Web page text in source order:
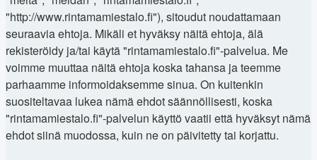
"http://www.rintamamiestalo.fi"), sitoudut noudattamaan
seuraavia ehtoja. Mikäli et hyväksy näitä ehtoja, älä
rekisteröidy ja/tai käytä "rintamamiestalo.fi"-palvelua. Me
voimme muuttaa näitä ehtoja koska tahansa ja teemme
parhaamme informoidaksemme sinua. On kuitenkin
suositeltavaa lukea nämä ehdot säännöllisesti, koska
"rintamamiestalo.fi"-palvelun käyttö vaatii että hyväksyt nämä
ehdot siinä muodossa, kuin ne on päivitetty tai korjattu.